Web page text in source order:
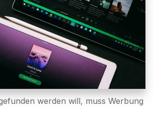
werden will, muss Werbung